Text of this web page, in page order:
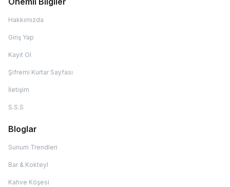
Hakkımızda
Giriş Yap
Kayıt Ol
Şifremi Kurtar Sayfası
İletişim
S.S.S
Bloglar
Sunum Trendleri
Bar & Kokteyl
Kahve Köşesi